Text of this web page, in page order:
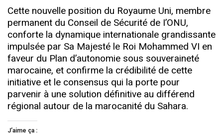
Cette nouvelle position du Royaume Uni, membre
permanent du Conseil de Sécurité de I’ONU,
conforte la dynamique internationale grandissante
impulsée par Sa Majesté le Roi Mohammed VI en
faveur du Plan d’autonomie sous souveraineté
marocaine, et confirme la crédibilité de cette
initiative et le consensus qui la porte pour
parvenir à une solution définitive au différend
régional autour de la marocanité du Sahara.
J’aime ça :